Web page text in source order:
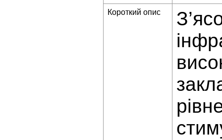
Короткий опис